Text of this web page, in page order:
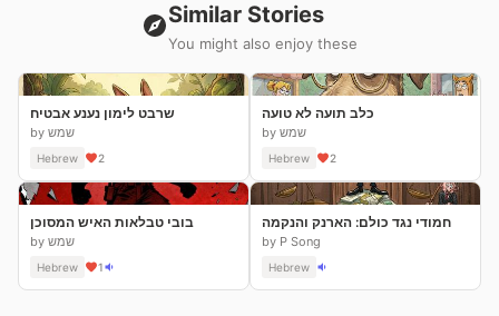
Similar Stories
You might also enjoy these
שרבט לימון נענע אבטיח
by שמש
Hebrew 2
כלב תועה לא טועה
by שמש
Hebrew 2
בובי טבלאות האיש המסוכן
by שמש
Hebrew 1
חמודי נגד כולם: הארנק והנקמה
by P Song
Hebrew